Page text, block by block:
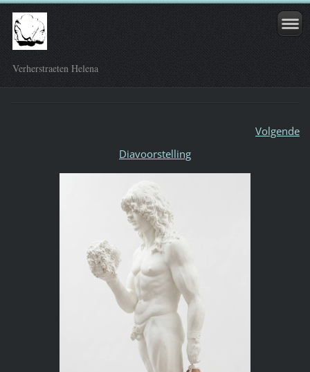
Verherstraeten Helena
Volgende
Diavoorstelling